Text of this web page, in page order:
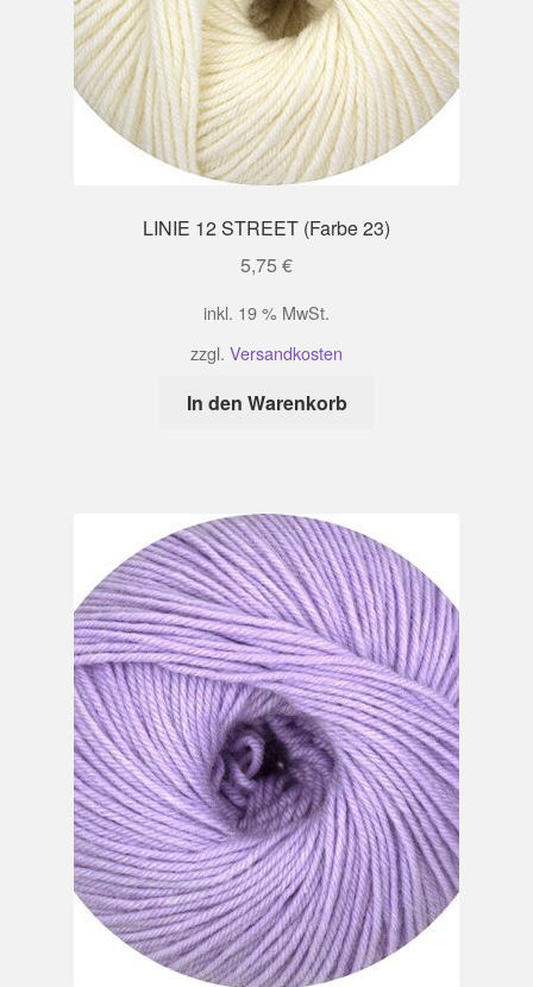
LINIE 12 STREET (Farbe 23)
5,75 €
inkl. 19 % MwSt.
zzgl. Versandkosten
In den Warenkorb